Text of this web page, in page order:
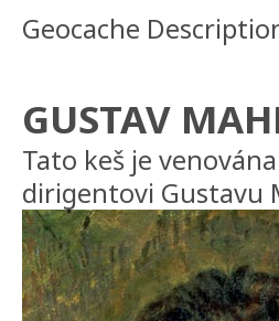
Geocache
GUSTAV
Tato keš je
dirigentovi Gustavu